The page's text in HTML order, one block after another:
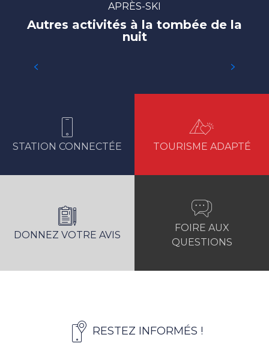
APRÈS-SKI
Autres activités à la tombée de la
nuit
STATION CONNECTÉE TOURISME ADAPTÉ
DONNEZ VOTRE AVIS
FOIRE AUX
QUESTIONS
RESTEZ INFORMÉS !